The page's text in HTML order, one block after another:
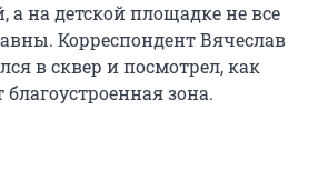
а на детской площадке не все
Корреспондент Вячеслав
в сквер и посмотрел, как
зона.